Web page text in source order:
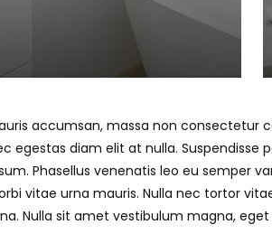
accumsan, massa non consectetur
egestas diam elit at nulla. Suspendisse
Phasellus venenatis leo eu semper
vitae urna mauris. Nulla nec tortor
Nulla sit amet vestibulum magna, eget